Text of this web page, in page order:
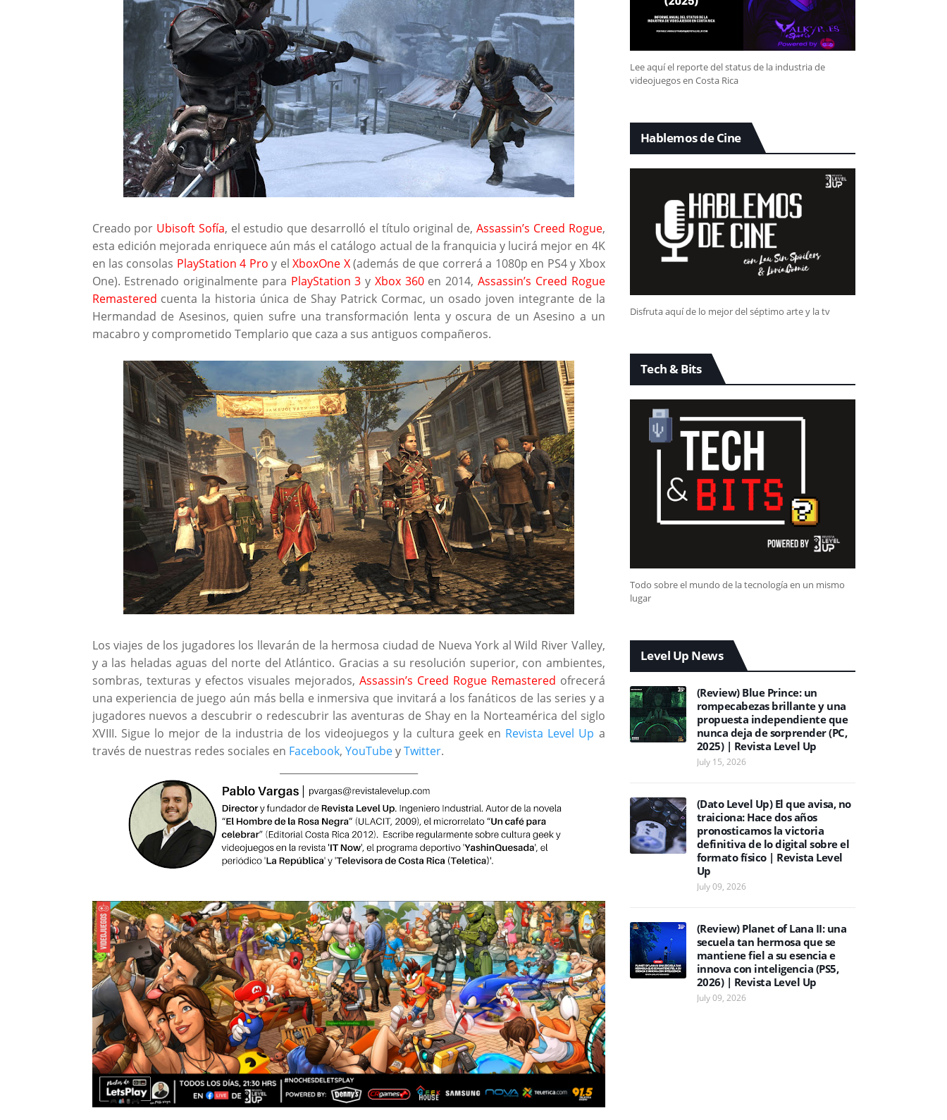
Creado por Ubisoft Sofía, el estudio que desarrolló el título original de, Assassin’s Creed Rogue,
esta edición mejorada enriquece aún más el catálogo actual de la franquicia y lucirá mejor en 4K
en las consolas PlayStation 4 Pro y elXboxOne X(además de que correrá a 1080p en PS4 y Xbox
One). Estrenado originalmente para PlayStation 3 y Xbox 360en 2014, Assassin’s Creed Rogue
Remastered cuenta la historia única de Shay Patrick Cormac, un osado joven integrante de la
Hermandad de Asesinos, quien sufre una transformación lenta y oscura de un Asesino a un
macabro y comprometido Templario que caza a sus antiguos compañeros.
Los viajes de los jugadores los llevarán de la hermosa ciudad de Nueva York al Wild River Valley,
y a las heladas aguas del norte del Atlántico. Gracias a su resolución superior, con ambientes,
sombras, texturas y efectos visuales mejorados, Assassin’s Creed Rogue Remastered ofrecerá
una experiencia de juego aún más bella e inmersiva que invitará a los fanáticos de las series y a
jugadores nuevos a descubrir o redescubrir las aventuras de Shay en la Norteamérica del siglo
XVIII. Sigue lo mejor de la industria de los videojuegos y la cultura geek en Revista Level Up a
través de nuestras redes sociales en Facebook, YouTubeyTwitter.
Lee aquí el reporte del status de la industria de
videojuegos en Costa Rica
Hablemos de Cine
Disfruta aquí de lo mejor del séptimo arte y la tv
Tech & Bits
Todo sobre el mundo de la tecnología en un mismo
lugar
Level Up News
(Review) Blue Prince: un
rompecabezas brillante y una
propuesta independiente que
nunca deja de sorprender (PC,
2025) | Revista Level Up
July 15, 2026
(Dato Level Up) El que avisa, no
traiciona: Hace dos años
pronosticamos la victoria
definitiva de lo digital sobre el
formato físico | Revista Level
Up
July 09, 2026
(Review) Planet of Lana II: una
secuela tan hermosa que se
mantiene fiel a su esencia e
innova con inteligencia (PS5,
2026) | Revista Level Up
July 09, 2026